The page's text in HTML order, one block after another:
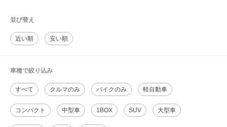
並び替え
近い順 安い順
車種で絞り込み
すべて クルマのみ バイクのみ 軽自動車
コンパクト 中型車 1BOX SUV 大型車